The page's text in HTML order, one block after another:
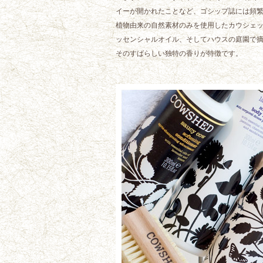
イーが開かれたことなど、ゴシップ誌には頻
植物由来の自然素材のみを使用したカウシェ
ッセンシャルオイル、そしてハウスの庭園で
そのすばらしい独特の香りが特徴です。